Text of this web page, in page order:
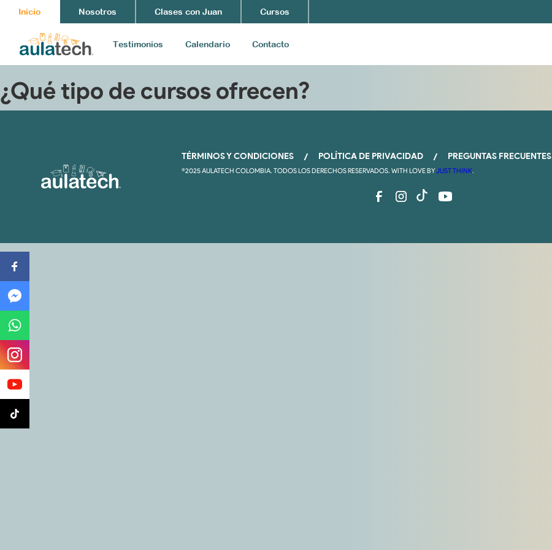
Inicio Nosotros Clases con Juan Cursos
Testimonios Calendario Contacto
¿Qué tipo de cursos ofrecen?
TÉRMINOS Y CONDICIONES / POLÍTICA DE PRIVACIDAD / PREGUNTAS FRECUENTES
®2025 AULATECH COLOMBIA. TODOS LOS DERECHOS RESERVADOS. WITH LOVE BY JUST THINK.